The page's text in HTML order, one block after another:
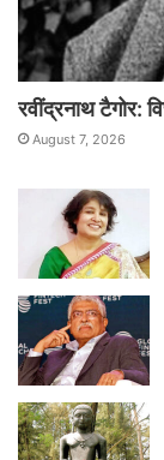
रवींद्रनाथ टैगोर:
August 7, 2026